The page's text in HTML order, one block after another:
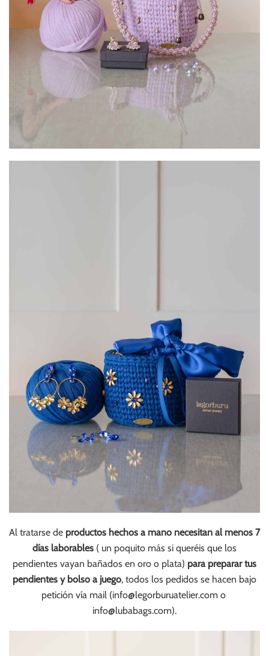
Al tratarse de productos hechos a mano necesitan al menos 7
días laborables ( un poquito más si queréis que los
pendientes vayan bañados en oro o plata) para preparar tus
pendientes y bolso a juego, todos los pedidos se hacen bajo
petición vía mail (info@legorburuatelier.como
info@lubabags.com).